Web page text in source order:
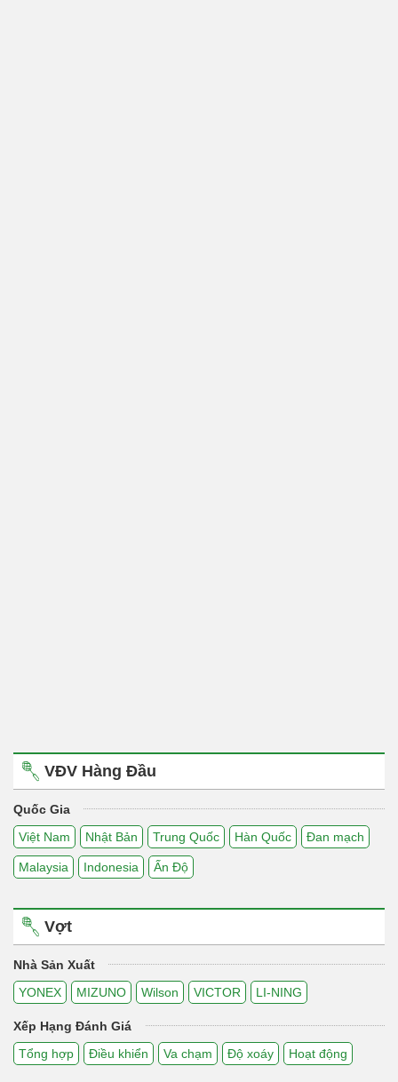
VĐV Hàng Đầu
Quốc Gia
Việt Nam
Nhật Bản Trung Quốc Hàn Quốc Đan mạch
Malaysia Indonesia Ấn Độ
Vợt
Nhà Sản Xuất
YONEX
MIZUNO Wilson VICTOR LI-NING
Xếp Hạng Đánh Giá
Tổng hợp
Điều khiển Va chạm Độ xoáy Hoạt động